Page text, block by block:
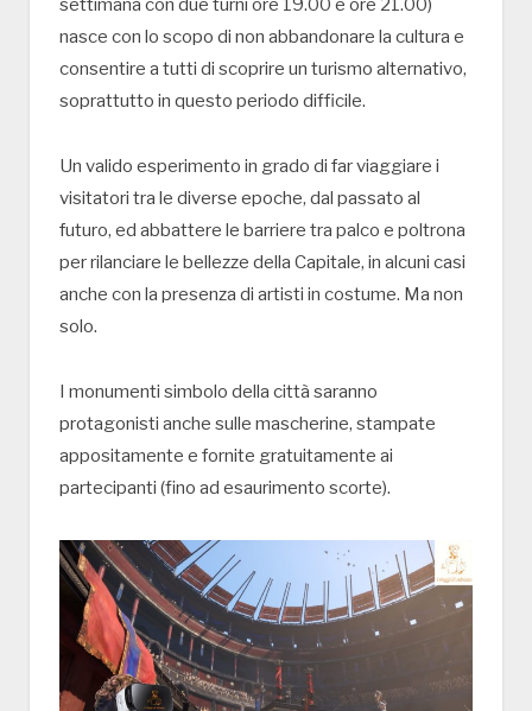
settimana con due turni ore 19.00 e ore 21.00)
nasce con lo scopo di non abbandonare la cultura e
consentire a tutti di scoprire un turismo alternativo,
soprattutto in questo periodo difficile.
Un valido esperimento in grado di far viaggiare i
visitatori tra le diverse epoche, dal passato al
futuro, ed abbattere le barriere tra palco e poltrona
per rilanciare le bellezze della Capitale, in alcuni casi
anche con la presenza di artisti in costume. Ma non
solo.
I monumenti simbolo della città saranno
protagonisti anche sulle mascherine, stampate
appositamente e fornite gratuitamente ai
partecipanti (fino ad esaurimento scorte).